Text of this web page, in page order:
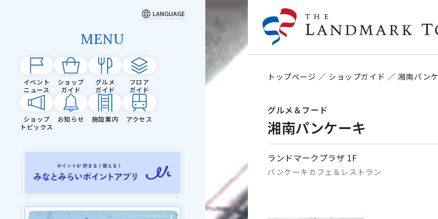
LANGUAGE
MENU
イベント
ニュース
ショップ
ガイド
グルメ
ガイド
フロア
ガイド
ショップ
トピックス
お知らせ 施設案内 アクセス
トップページ ショップガイド 湘南パン
グルメ＆フード
湘南パンケーキ
ランドマークプラザ 1F
パンケーキカフェ＆レストラン